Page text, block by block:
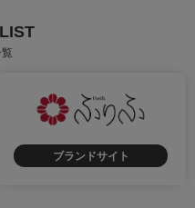
ブランドサイト